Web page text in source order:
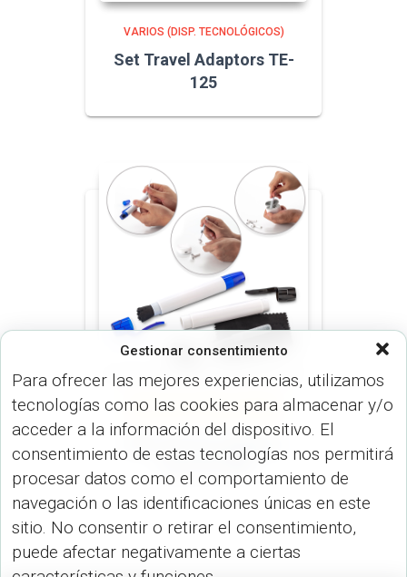
Gestionar consentimiento
Para ofrecer las mejores experiencias, utilizamos
tecnologías como las cookies para almacenar y/o
acceder a la información del dispositivo. El
consentimiento de estas tecnologías nos permitirá
procesar datos como el comportamiento de
navegación o las identificaciones únicas en este
sitio. No consentir o retirar el consentimiento,
puede afectar negativamente a ciertas
VARIOS (DISP. TECNOLÓGICOS)
Set Travel Adaptors TE-
125
ARTÍCULOS OFICINA (OFICINA)
VARIOS (DISP. TECNOLÓGICOS)
Mini Set de Limpieza